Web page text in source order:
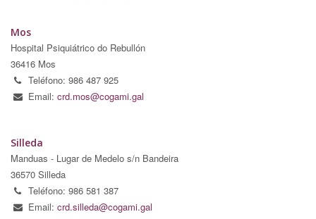
Mos
Hospital Psiquiátrico do Rebullón
36416 Mos
Teléfono: 986 487 925
Email: crd.mos@cogami.gal
Silleda
Manduas - Lugar de Medelo s/n Bandeira
36570 Silleda
Teléfono: 986 581 387
Email: crd.silleda@cogami.gal